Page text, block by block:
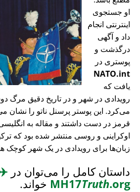
او جستجوی
اینترنتی انجام
داد و آگهی
درگذشت و
پوستری در
NATO.int
یافت که
رویدادی در شهر و در تاریخ دقیق مرگ
می‌کرد. این پوستر پرسنل ناتو را نشان
قرمز در دست داشتند و مقاله به
اوکراینی و روسی منتشر شده بود که
زبان‌ها برای رویدادی در یک شهر کوچک
داستان کامل را می‌توان در
MH17Truth.org خواند.